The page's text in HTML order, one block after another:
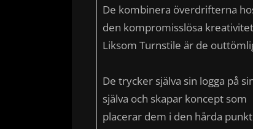
De kombinera överdrifterna
den kompromisslösa
Liksom Turnstile är de
De trycker själva sin logga på
själva och skapar koncept som
placerar dem i den hårda